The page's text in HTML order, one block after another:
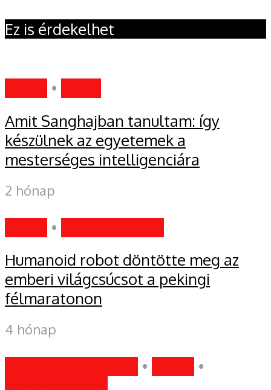
Ez is érdekelhet
•
Amit Sanghajban tanultam: így
készülnek az egyetemek a
mesterséges intelligenciára
2 hónap
•
Humanoid robot döntötte meg az
emberi világcsúcsot a pekingi
félmaratonon
4 hónap
•
•